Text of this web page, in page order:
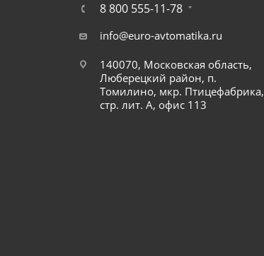
8 800 555-11-78
info@euro-avtomatika.ru
140070, Московская область,
Люберецкий район, п.
Томилино, мкр. Птицефабрика,
стр. лит. А, офис 113